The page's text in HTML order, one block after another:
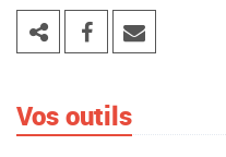
Vos outils